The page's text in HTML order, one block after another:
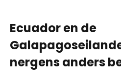
Ecuador en de
nergens anders